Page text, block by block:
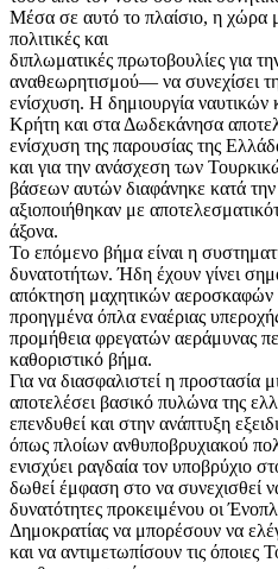
Μέσα σε αυτό το πλαίσιο, η χώρα
πολιτικές και
διπλωματικές πρωτοβουλίες για
αναθεωρητισμού— να συνεχίσει
ενίσχυση. Η δημιουργία
Κρήτη και στα Δωδεκάνησα
ενίσχυση της παρουσίας της
και για την ανάσχεση των
βάσεων αυτών διαφάνηκε κατά
αξιοποιήθηκαν με
άξονα.
Το επόμενο βήμα είναι η
δυνατοτήτων. Ήδη έχουν γίνει
απόκτηση μαχητικών
προηγμένα όπλα εναέριας
προμήθεια φρεγατών αεράμυνας
καθοριστικό βήμα.
Για να διασφαλιστεί η προστασία
αποτελέσει βασικό πυλώνα της
επενδυθεί και στην ανάπτυξη
όπως πλοίων ανθυποβρυχιακού
ενισχύει ραγδαία τον υποβρύχιο
δωθεί έμφαση στο να συνεχισθεί
δυνατότητες προκειμένου οι
Δημοκρατίας να μπορέσουν να
και να αντιμετωπίσουν τις όποιες